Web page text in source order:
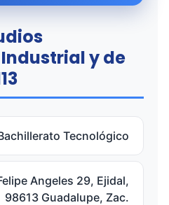
y de
Tecnológico
Angeles 29, Ejidal,
98613 Guadalupe, Zac.